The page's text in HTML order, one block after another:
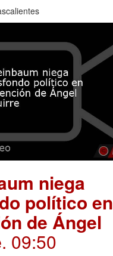
niega
político en
de Ángel
. 09:50